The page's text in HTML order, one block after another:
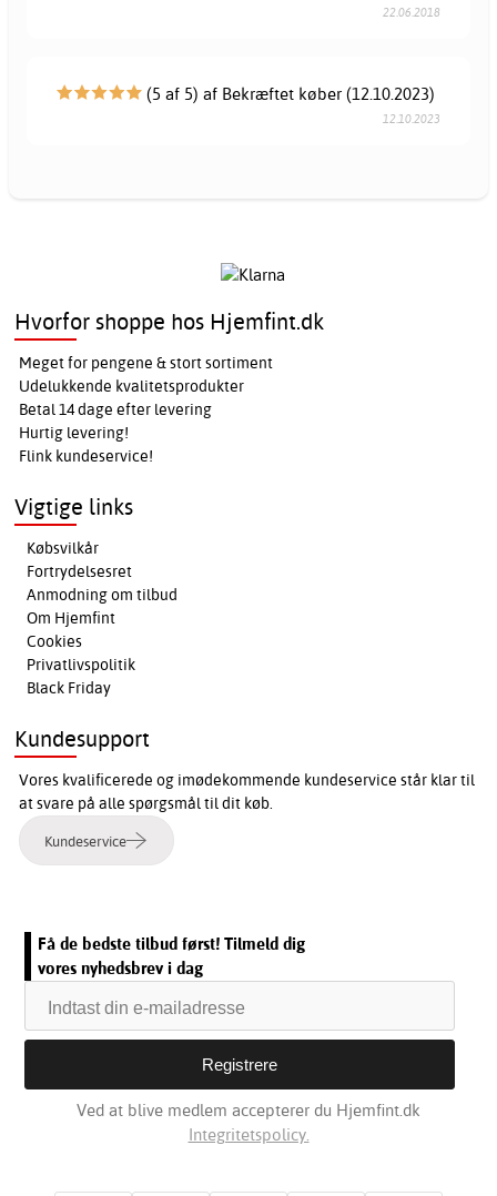
22.06.2018
(5 af 5) af Bekræftet køber (12.10.2023)
12.10.2023
Hvorfor shoppe hos Hjemfint.dk
Meget for pengene & stort sortiment
Udelukkende kvalitetsprodukter
Betal 14 dage efter levering
Hurtig levering!
Flink kundeservice!
Vigtige links
Købsvilkår
Fortrydelsesret
Anmodning om tilbud
Om Hjemfint
Cookies
Privatlivspolitik
Black Friday
Kundesupport
Vores kvalificerede og imødekommende kundeservice står klar til
at svare på alle spørgsmål til dit køb.
Kundeservice
Få de bedste tilbud først! Tilmeld dig
vores nyhedsbrev i dag
Ved at blive medlem accepterer du Hjemfint.dk
Integritetspolicy.